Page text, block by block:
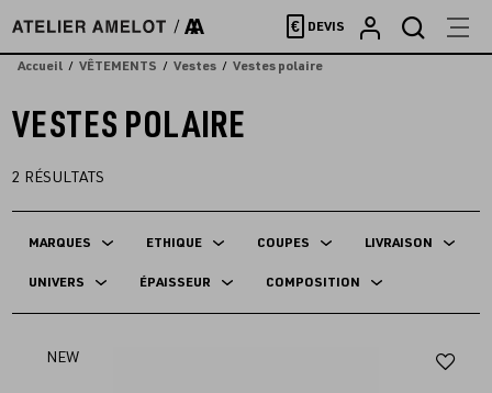
directement
au
€ DEVIS
Accueil VÊTEMENTS Vestes Vestes polaire
VESTES POLAIRE
2 RÉSULTATS
MARQUES ETHIQUE COUPES LIVRAISON
UNIVERS ÉPAISSEUR COMPOSITION
NEW